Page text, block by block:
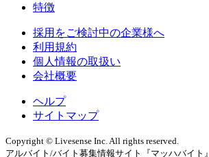
特徴
採用をご検討中の企業様へ
利用規約
個人情報の取扱い
会社概要
ヘルプ
サイトマップ
Copyright © Livesense Inc. All rights reserved.
アルバイト/バイト募集情報サイト『マッハバイト』